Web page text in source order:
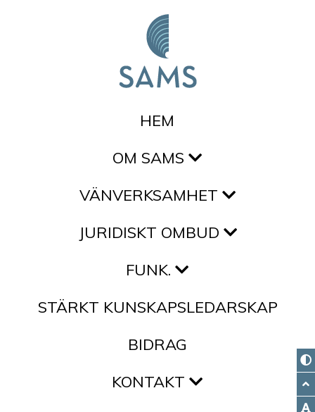
HEM
OM SAMS
VÄNVERKSAMHET
JURIDISKT OMBUD
FUNK.
STÄRKT KUNSKAPSLEDARSKAP
BIDRAG
KONTAKT